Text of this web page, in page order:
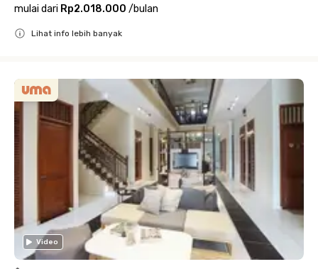
mulai dari Rp2.018.000 /bulan
Lihat info lebih banyak
Video